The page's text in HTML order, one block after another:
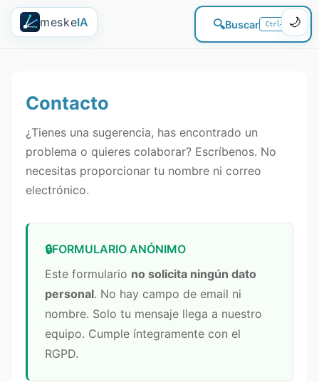
meskeIA 🌙
🔍Buscar Ctrl+K
Contacto
¿Tienes una sugerencia, has encontrado un
problema o quieres colaborar? Escríbenos. No
necesitas proporcionar tu nombre ni correo
electrónico.
🔒FORMULARIO ANÓNIMO
Este formulario no solicita ningún dato
personal. No hay campo de email ni
nombre. Solo tu mensaje llega a nuestro
equipo. Cumple íntegramente con el
RGPD.